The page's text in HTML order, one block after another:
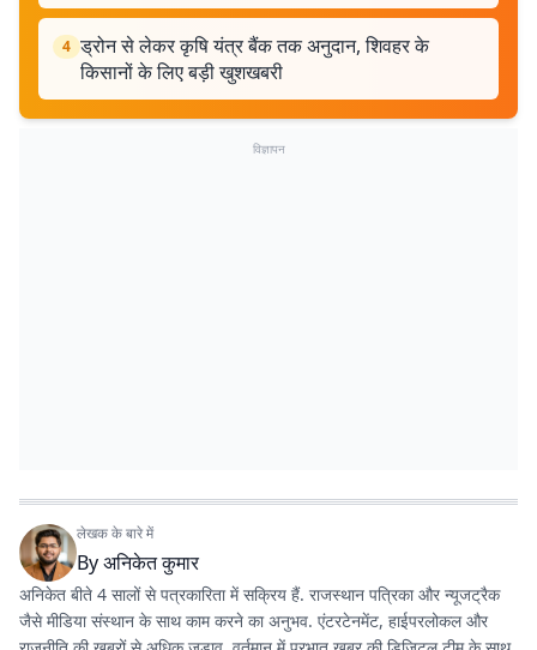
4 ड्रोन से लेकर कृषि यंत्र बैंक तक अनुदान, शिवहर के
किसानों के लिए बड़ी खुशखबरी
विज्ञापन
लेखक के बारे में
Byअनिकेत कुमार
अनिकेत बीते 4 सालों से पत्रकारिता में सक्रिय हैं. राजस्थान पत्रिका और न्यूजट्रैक
जैसे मीडिया संस्थान के साथ काम करने का अनुभव. एंटरटेनमेंट, हाईपरलोकल और